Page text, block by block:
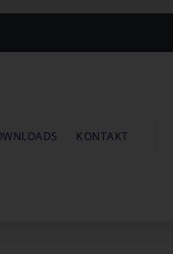
KONTAKT